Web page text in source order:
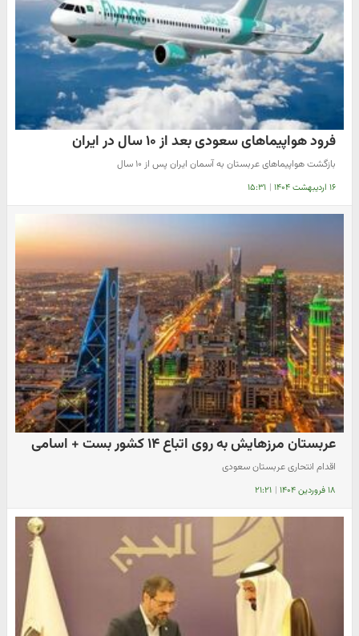
فرود هواپیماهای سعودی بعد از ۱۰ سال در ایران
بازگشت هواپیما‌های عربستان به آسمان ایران پس از ۱۰ سال
۱۶ اردیبهشت ۱۴۰۴ | ۱۵:۳۱
عربستان مرزهایش به روی اتباع ۱۴ کشور بست + اسامی
اقدام انتحاری عربستان سعودی
۱۸ فروردین ۱۴۰۴ | ۲۱:۲۱